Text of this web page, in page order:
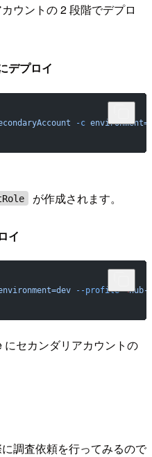
ウントの 2 段階でデプロ
デプロイ
-c
が作成されます。
イ
--profile <
セカンダリアカウントの
調査依頼を行ってみるので